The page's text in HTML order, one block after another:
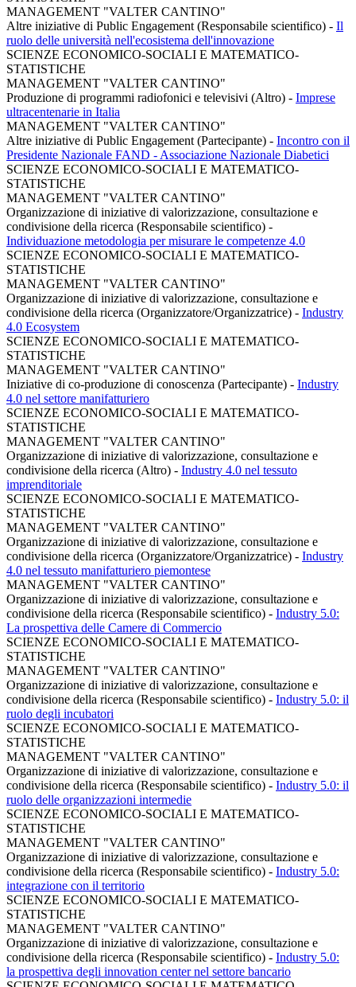
MANAGEMENT "VALTER CANTINO"
Altre iniziative di Public Engagement (Responsabile scientifico) - Il
ruolo delle università nell'ecosistema dell'innovazione
SCIENZE ECONOMICO-SOCIALI E MATEMATICO-
STATISTICHE
MANAGEMENT "VALTER CANTINO"
Produzione di programmi radiofonici e televisivi (Altro) - Imprese
ultracentenarie in Italia
MANAGEMENT "VALTER CANTINO"
Altre iniziative di Public Engagement (Partecipante) - Incontro con il
Presidente Nazionale FAND - Associazione Nazionale Diabetici
SCIENZE ECONOMICO-SOCIALI E MATEMATICO-
STATISTICHE
MANAGEMENT "VALTER CANTINO"
Organizzazione di iniziative di valorizzazione, consultazione e
condivisione della ricerca (Responsabile scientifico) -
Individuazione metodologia per misurare le competenze 4.0
SCIENZE ECONOMICO-SOCIALI E MATEMATICO-
STATISTICHE
MANAGEMENT "VALTER CANTINO"
Organizzazione di iniziative di valorizzazione, consultazione e
condivisione della ricerca (Organizzatore/Organizzatrice) - Industry
4.0 Ecosystem
SCIENZE ECONOMICO-SOCIALI E MATEMATICO-
STATISTICHE
MANAGEMENT "VALTER CANTINO"
Iniziative di co-produzione di conoscenza (Partecipante) - Industry
4.0 nel settore manifatturiero
SCIENZE ECONOMICO-SOCIALI E MATEMATICO-
STATISTICHE
MANAGEMENT "VALTER CANTINO"
Organizzazione di iniziative di valorizzazione, consultazione e
condivisione della ricerca (Altro) - Industry 4.0 nel tessuto
imprenditoriale
SCIENZE ECONOMICO-SOCIALI E MATEMATICO-
STATISTICHE
MANAGEMENT "VALTER CANTINO"
Organizzazione di iniziative di valorizzazione, consultazione e
condivisione della ricerca (Organizzatore/Organizzatrice) - Industry
4.0 nel tessuto manifatturiero piemontese
MANAGEMENT "VALTER CANTINO"
Organizzazione di iniziative di valorizzazione, consultazione e
condivisione della ricerca (Responsabile scientifico) - Industry 5.0:
La prospettiva delle Camere di Commercio
SCIENZE ECONOMICO-SOCIALI E MATEMATICO-
STATISTICHE
MANAGEMENT "VALTER CANTINO"
Organizzazione di iniziative di valorizzazione, consultazione e
condivisione della ricerca (Responsabile scientifico) - Industry 5.0: il
ruolo degli incubatori
SCIENZE ECONOMICO-SOCIALI E MATEMATICO-
STATISTICHE
MANAGEMENT "VALTER CANTINO"
Organizzazione di iniziative di valorizzazione, consultazione e
condivisione della ricerca (Responsabile scientifico) - Industry 5.0: il
ruolo delle organizzazioni intermedie
SCIENZE ECONOMICO-SOCIALI E MATEMATICO-
STATISTICHE
MANAGEMENT "VALTER CANTINO"
Organizzazione di iniziative di valorizzazione, consultazione e
condivisione della ricerca (Responsabile scientifico) - Industry 5.0:
integrazione con il territorio
SCIENZE ECONOMICO-SOCIALI E MATEMATICO-
STATISTICHE
MANAGEMENT "VALTER CANTINO"
Organizzazione di iniziative di valorizzazione, consultazione e
condivisione della ricerca (Responsabile scientifico) - Industry 5.0:
la prospettiva degli innovation center nel settore bancario